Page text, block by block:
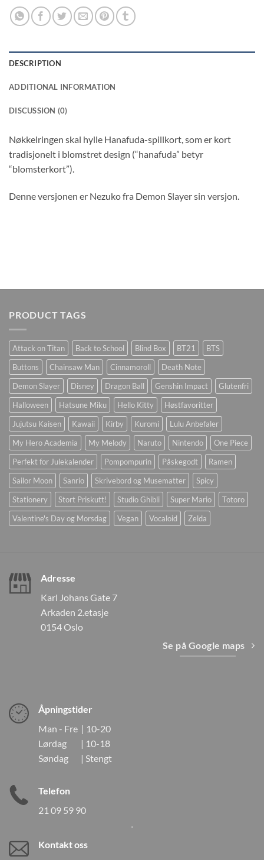
DESCRIPTION
ADDITIONAL INFORMATION
DISCUSSION (0)
Nøkkelringen skal hylle Hanafuda-spillkort, som er kort
tradisjonelt i blomstret design (“hanafuda” betyr
“blomsterkort”).
Denne versjonen er Nezuko fra Demon Slayer sin versjon.
PRODUCT TAGS
Attack on Titan Back to School Blind Box BT21
BTS
Buttons
Chainsaw Man Cinnamoroll
Death Note
Demon Slayer
Disney Dragon Ball Genshin Impact
Glutenfri
Halloween
Hatsune Miku Hello Kitty
Høstfavoritter
Jujutsu Kaisen
Kawaii Kirby Kuromi
Lulu Anbefaler
My Hero Academia
My Melody Naruto Nintendo
One Piece
Perfekt for Julekalender
Pompompurin Påskegodt
Ramen
Sailor Moon
Sanrio Skrivebord og Musematter
Spicy
Stationery
Stort Priskutt! Studio Ghibli Super Mario
Totoro
Valentine's Day og Morsdag
Vegan Vocaloid Zelda
Adresse
Karl Johans Gate 7
Arkaden 2.etasje
0154 Oslo
Se på Google maps
Åpningstider
Man - Fre | 10-20
Lørdag | 10-18
Søndag | Stengt
Telefon
21 09 59 90
Kontakt oss